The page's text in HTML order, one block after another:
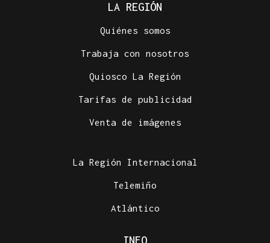
LA REGIÓN
Quiénes somos
Trabaja con nosotros
Quiosco La Región
Tarifas de publicidad
Venta de imágenes
La Región Internacional
Telemiño
Atlántico